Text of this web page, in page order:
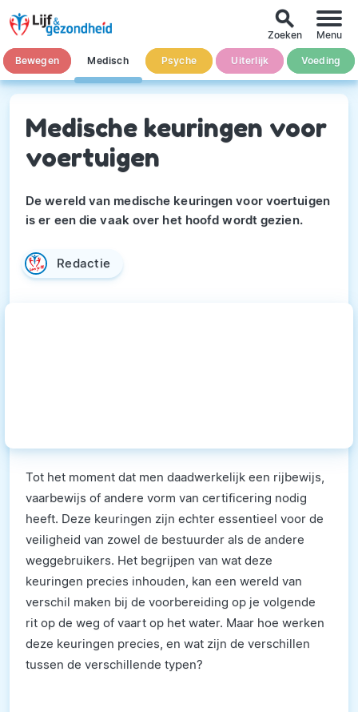
Bewegen Medisch Psyche Uiterlijk Voeding
search
Zoeken Menu
Medische keuringen voor
voertuigen
De wereld van medische keuringen voor voertuigen
is er een die vaak over het hoofd wordt gezien.
Redactie
Tot het moment dat men daadwerkelijk een rijbewijs,
vaarbewijs of andere vorm van certificering nodig
heeft. Deze keuringen zijn echter essentieel voor de
veiligheid van zowel de bestuurder als de andere
weggebruikers. Het begrijpen van wat deze
keuringen precies inhouden, kan een wereld van
verschil maken bij de voorbereiding op je volgende
rit op de weg of vaart op het water. Maar hoe werken
deze keuringen precies, en wat zijn de verschillen
tussen de verschillende typen?